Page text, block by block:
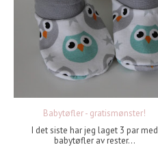
Babytøfler - gratismønster!
I det siste har jeg laget 3 par med
babytøfler av rester...